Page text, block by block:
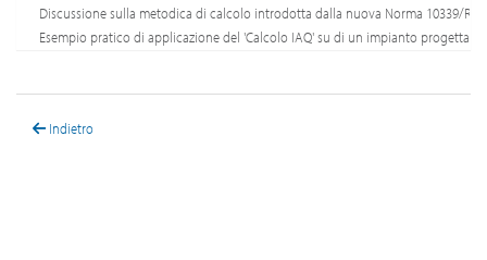
Discussione sulla metodica di calcolo introdotta dalla nuova Norma 10339/
Esempio pratico di applicazione del 'Calcolo IAQ' su di un impianto progettato
Indietro